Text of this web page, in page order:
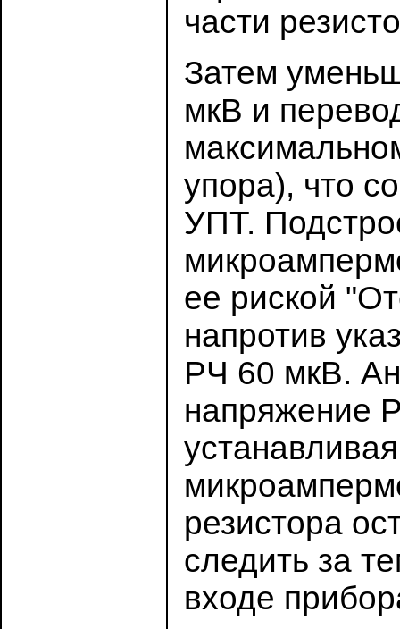
части
Затем
мкВ и
упора), что
УПТ.
ее риской
напротив
РЧ 60 мкВ.
напряжение
резистора
следить за
входе